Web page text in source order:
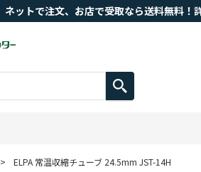
ネットで注文、お店で受取なら送料無料！
> ELPA 常温収縮チューブ 24.5mm JST-14H